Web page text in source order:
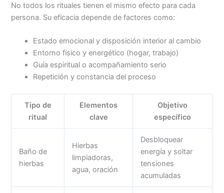
No todos los rituales tienen el mismo efecto para cada
persona. Su eficacia depende de factores como:
Estado emocional y disposición interior al cambio
Entorno físico y energético (hogar, trabajo)
Guía espiritual o acompañamiento serio
Repetición y constancia del proceso
Tipo de
ritual
Elementos
clave
Objetivo
específico
Baño de
hierbas
Hierbas
limpiadoras,
agua, oración
Desbloquear
energía y soltar
tensiones
acumuladas